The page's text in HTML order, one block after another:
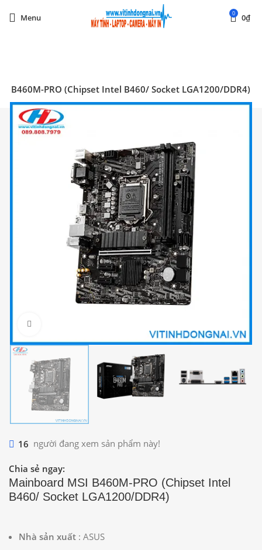
Menu 0 0₫
B460M-PRO (Chipset Intel B460/ Socket LGA1200/DDR4)
16 người đang xem sản phẩm này!
Chia sẻ ngay:
Mainboard MSI B460M-PRO (Chipset Intel
B460/ Socket LGA1200/DDR4)
Nhà sản xuất : ASUS